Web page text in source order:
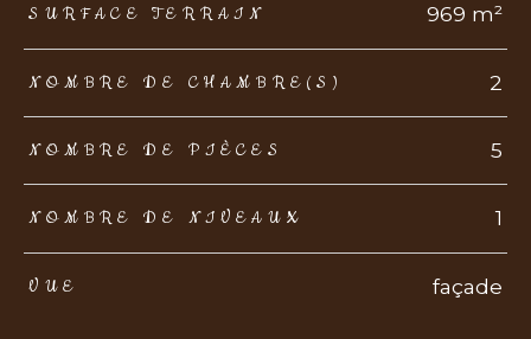
SURFACE TERRAIN 969 m²
NOMBRE DE CHAMBRE(S) 2
NOMBRE DE PIÈCES 5
NOMBRE DE NIVEAUX 1
VUE façade